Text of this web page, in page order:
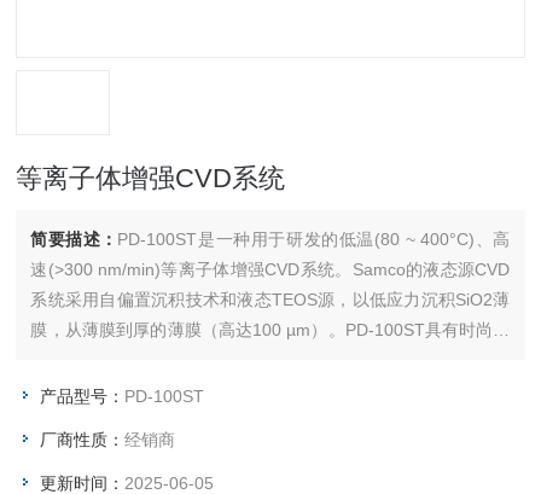
等离子体增强CVD系统
简要描述： PD-100ST是一种用于研发的低温(80 ~ 400°C)、高
速(>300 nm/min)等离子体增强CVD系统。Samco的液态源CVD
系统采用自偏置沉积技术和液态TEOS源，以低应力沉积SiO2薄
膜，从薄膜到厚的薄膜（高达100 µm）。PD-100ST具有时尚、
产品型号： PD-100ST
厂商性质：经销商
更新时间： 2025-06-05